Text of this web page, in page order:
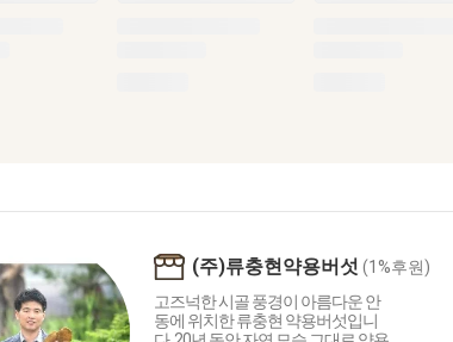
(주)류충현약용버섯 (1%후원)
고즈넉한 시골 풍경이 아름다운 안
동에 위치한 류충현 약용버섯입니